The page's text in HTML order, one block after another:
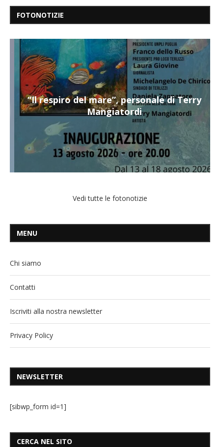
FOTONOTIZIE
“Il respiro del mare”, personale di Terry
Mangiatordi
Vedi tutte le fotonotizie
MENU
Chi siamo
Contatti
Iscriviti alla nostra newsletter
Privacy Policy
NEWSLETTER
[sibwp_form id=1]
CERCA NEL SITO